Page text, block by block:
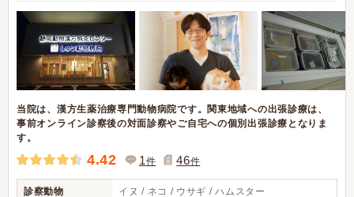
当院は、漢方生薬治療専門動物病院です。関東地域への出張診療は、
事前オンライン診察後の対面診察やご自宅への個別出張診療となりま
す。
4.42 1件 46件
診察動物 イヌ / ネコ / ウサギ / ハムスター